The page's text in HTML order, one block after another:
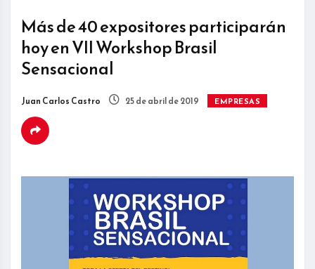
Más de 40 expositores participarán
hoy en VII Workshop Brasil
Sensacional
Juan Carlos Castro 25 de abril de 2019 EMPRESAS